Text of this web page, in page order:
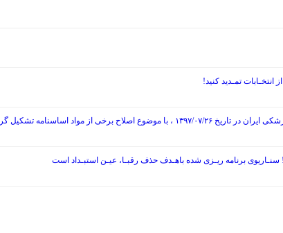
از مواد اساسنامه تشکیل گردید!
سنـاریوی برنامه ریـزی شده باهـدف حذف رقبـا، عیـن استبـداد است